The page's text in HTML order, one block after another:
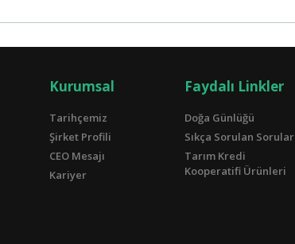
Kurumsal
Tarihçemiz
Şirket Profili
CEO Mesajı
Kariyer
Faydalı Linkler
Doğa Günlüğü
Sıkça Sorulan Sorular
Tarım Kredi
Kooperatifi Ürünleri